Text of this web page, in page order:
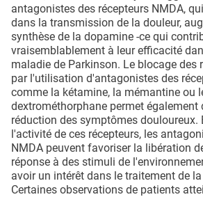
antagonistes des récepteurs NMDA,
dans la transmission de la douleur,
synthèse de la dopamine -ce qui
vraisemblablement à leur efficacité
maladie de Parkinson. Le blocage des
par l'utilisation d'antagonistes des
comme la kétamine, la mémantine ou
dextrométhorphane permet également
réduction des symptômes douloureux.
l'activité de ces récepteurs, les
NMDA peuvent favoriser la libération
réponse à des stimuli de
avoir un intérêt dans le traitement de
Certaines observations de patients